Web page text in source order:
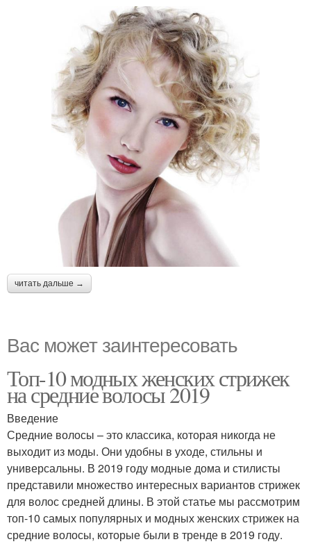
читать дальше →
Вас может заинтересовать
Топ-10 модных женских стрижек
на средние волосы 2019
Введение
Средние волосы – это классика, которая никогда не
выходит из моды. Они удобны в уходе, стильны и
универсальны. В 2019 году модные дома и стилисты
представили множество интересных вариантов стрижек
для волос средней длины. В этой статье мы рассмотрим
топ-10 самых популярных и модных женских стрижек на
средние волосы, которые были в тренде в 2019 году.